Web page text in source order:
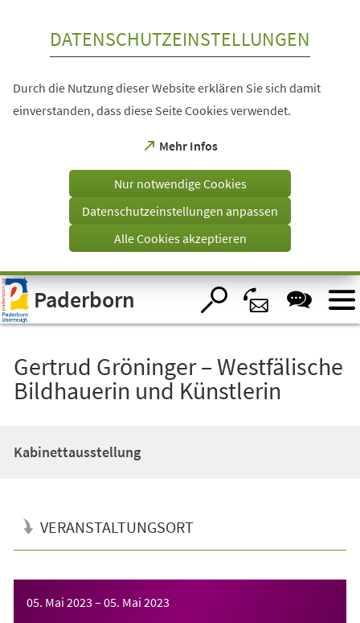
Visuelle
Assistenzsoftware
öffnen.
DATENSCHUTZEINSTELLUNGEN
Durch die Nutzung dieser Website erklären Sie sich damit
einverstanden, dass diese Seite Cookies verwendet.
Mehr Infos
(Öffnet
einem
Tab)
Nur notwendige Cookies
Datenschutzeinstellungen anpassen
Alle Cookies akzeptieren
Paderborn
Gertrud Gröninger – Westfälische
Bildhauerin und Künstlerin
Kabinettausstellung
VERANSTALTUNGSORT
05. Mai 2023 – 05. Mai 2023